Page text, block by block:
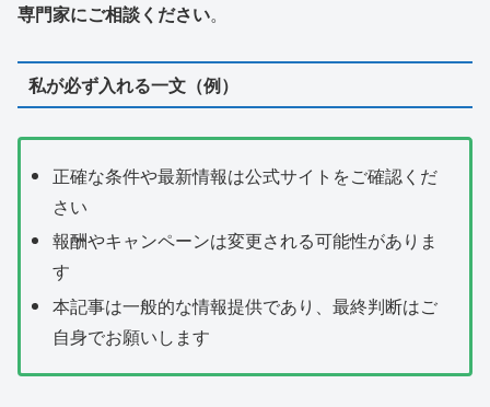
専門家にご相談ください。
私が必ず入れる一文（例）
正確な条件や最新情報は公式サイトをご確認くだ
さい
報酬やキャンペーンは変更される可能性がありま
す
本記事は一般的な情報提供であり、最終判断はご
自身でお願いします